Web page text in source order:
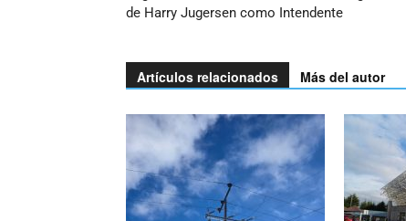
de Harry Jugersen como Intendente
Artículos relacionados Más del autor